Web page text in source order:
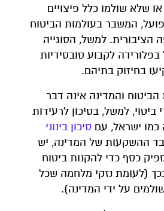
שלא שולמו כלל פיצויים
המשבר בעולמות הביטוח
הציבורית. למשל, הסוגייה
לקבוע סובסידיות
בחיזוק בתיהם.
והמדינה אינה דבר
למשל, בסיכון לרעידות
ישראל, עם סיכון בינוני
ההשקעות של המדינה, יש
כסף כדי להקנות ביטוח
(לעומת נזקי מלחמה שכל
על ידי המדינה).